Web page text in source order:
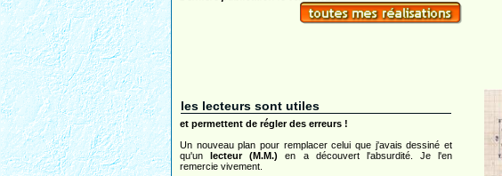
les lecteurs sont utiles
et permettent de régler des erreurs !
Un nouveau plan pour remplacer celui que j'avais dessiné et
qu'unlecteur (M.M.)
en a découvert l'absurdité. Je l'en
remercie vivement.